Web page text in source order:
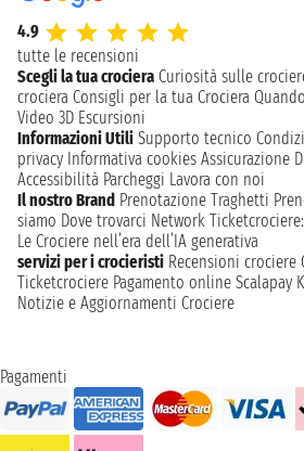
4.9
tutte le recensioni
Scegli la tua crociera Curiosità sulle
crociera Consigli per la tua Crociera
Video 3D Escursioni
Informazioni Utili Supporto tecnico
privacy Informativa cookies Assicurazione
Accessibilità Parcheggi Lavora con noi
Il nostro Brand Prenotazione Traghetti
siamo Dove trovarci Network Ticketcrociere:
Le Crociere nell’era dell’IA generativa
servizi per i crocieristi Recensioni crociere
Ticketcrociere Pagamento online Scalapay
Notizie e Aggiornamenti Crociere
Pagamenti